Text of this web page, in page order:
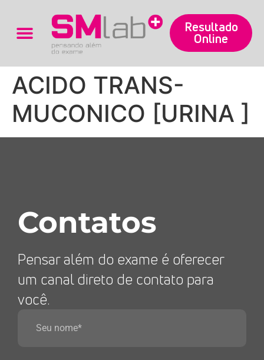
Resultado
Online
ACIDO TRANS-
MUCONICO [URINA ]
Contatos
Pensar além do exame é oferecer
um canal direto de contato para
você.